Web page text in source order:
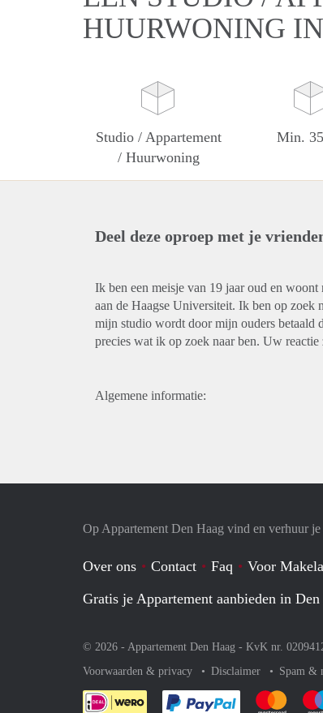
HUURWONING
Studio / Appartement
/ Huurwoning
Min.
Deel deze oproep met je
Ik ben een meisje van 19 jaar oud en
aan de Haagse Universiteit. Ik ben op
mijn studio wordt door mijn ouders betaald
precies wat ik op zoek naar ben. Uw reactie
Algemene informatie:
Op Appartement Den Haag vind en verhuur
Over ons Contact Faq Voor
Gratis je Appartement aanbieden in Den
© 2026 - Appartement Den Haag - KvK nr.
Voorwaarden & privacy
Disclaimer Spam &
Je rekent Je